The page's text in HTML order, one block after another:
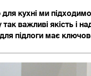
кухні ми
важливі якість і
підлоги має